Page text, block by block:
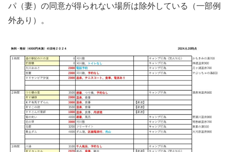
パ（妻）の同意が得られない場所は除外している（一部例
外あり）。